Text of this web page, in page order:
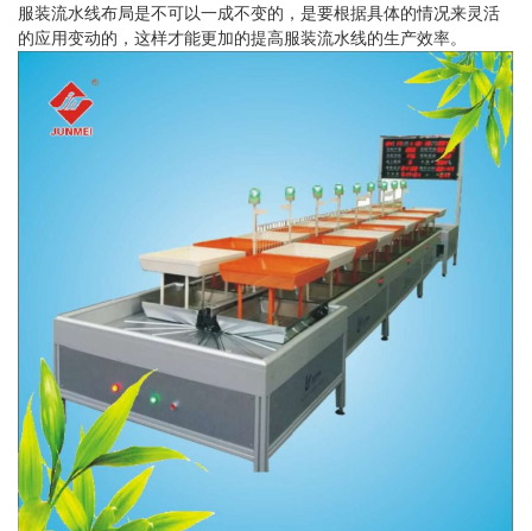
服装流水线布局是不可以一成不变的，是要根据具体的情况来灵活
的应用变动的，这样才能更加的提高服装流水线的生产效率。